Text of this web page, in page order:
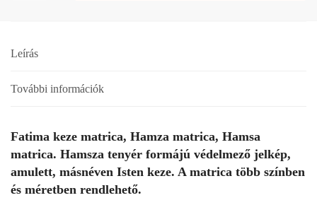
Leírás
További információk
Fatima keze matrica, Hamza matrica, Hamsa
matrica. Hamsza tenyér formájú védelmező jelkép,
amulett, másnéven Isten keze. A matrica több színben
és méretben rendlehető.